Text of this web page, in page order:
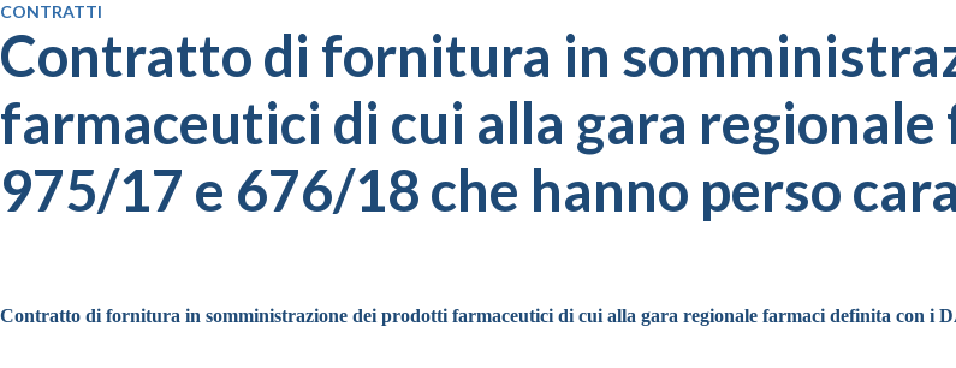
CONTRATTI
Contratto di fornitura in
farmaceutici di cui alla gara
975/17 e 676/18 che hanno perso
Contratto di fornitura in somministrazione dei prodotti farmaceutici di cui alla gara regionale farmaci definita con i